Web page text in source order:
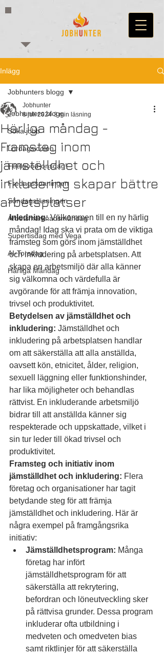
Inlägg
Jobhunters blogg
Söka jobb
Lördagsidolen
Feelgood-onsdag!
Fredagsspaningen
Söndagsläsningen
Arbetsmarknadsmåndag
Supertisdag med Vega
AI-Torsdag
Härliga Måndag
Jobhunters blogg
Härliga måndag -
Framsteg inom
jämställdhet och
inkludering skapar bättre
arbetsplatser
Jobhunter
8 juli 2024 3 min läsning
Inledning: Välkommen till en ny härlig
måndag! Idag ska vi prata om de viktiga
framsteg som görs inom jämställdhet
och inkludering på arbetsplatsen. Att
skapa en arbetsmiljö där alla känner
sig välkomna och värdefulla är
avgörande för att främja innovation,
trivsel och produktivitet.
Betydelsen av jämställdhet och
inkludering: Jämställdhet och
inkludering på arbetsplatsen handlar
om att säkerställa att alla anställda,
oavsett kön, etnicitet, ålder, religion,
sexuell läggning eller funktionshinder,
har lika möjligheter och behandlas
rättvist. En inkluderande arbetsmiljö
bidrar till att anställda känner sig
respekterade och uppskattade, vilket i
sin tur leder till ökad trivsel och
produktivitet.
Framsteg och initiativ inom
jämställdhet och inkludering: Flera
företag och organisationer har tagit
betydande steg för att främja
jämställdhet och inkludering. Här är
några exempel på framgångsrika
initiativ:
Jämställdhetsprogram: Många
företag har infört
jämställdhetsprogram för att
säkerställa att rekrytering,
befordran och löneutveckling sker
på rättvisa grunder. Dessa program
inkluderar ofta utbildning i
medveten och omedveten bias
samt riktlinjer för att säkerställa